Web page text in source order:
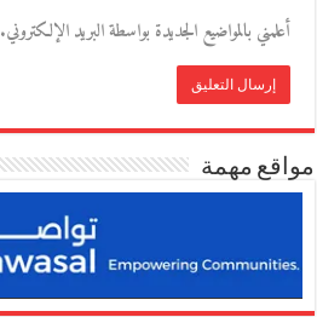
أعلمني بالمواضيع الجديدة بواسطة البريد الإلكتروني.
مواقع مهمة